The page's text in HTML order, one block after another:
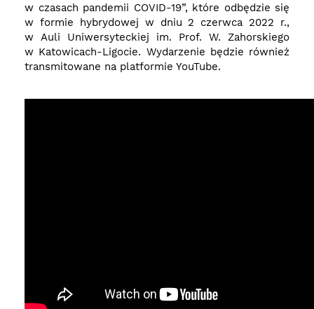
w czasach pandemii COVID-19”, które odbędzie się
w formie hybrydowej w dniu 2 czerwca 2022 r.,
w Auli Uniwersyteckiej im. Prof. W. Zahorskiego
w Katowicach-Ligocie. Wydarzenie będzie również
transmitowane na platformie YouTube.